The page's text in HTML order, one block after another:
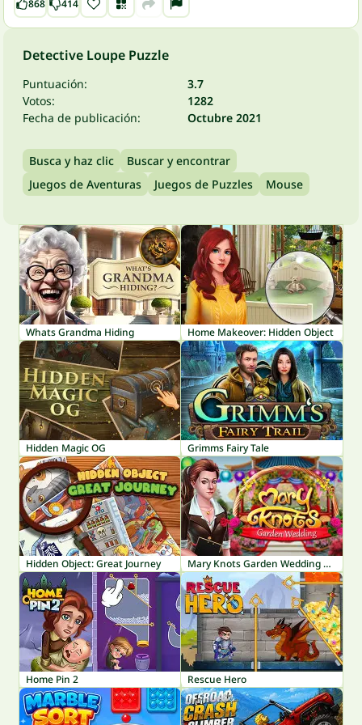
868 414
Detective Loupe Puzzle
Puntuación:
3.7
Votos:
1282
Fecha de publicación:
Octubre 2021
Busca y haz clic
Buscar y encontrar
Juegos de Aventuras
Juegos de Puzzles Mouse
Whats Grandma Hiding Home Makeover: Hidden Object
Hidden Magic OG Grimms Fairy Tale
Hidden Object: Great Journey Mary Knots Garden Wedding Hidden Object
Home Pin 2 Rescue Hero